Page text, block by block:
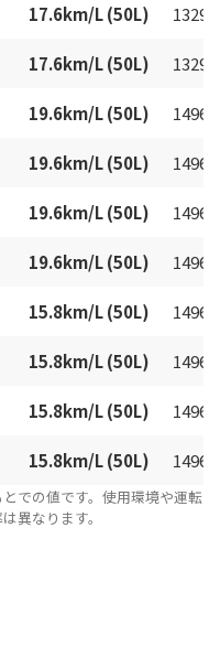
17.6km/L (50L)
17.6km/L (50L)
19.6km/L (50L)
19.6km/L (50L)
19.6km/L (50L)
19.6km/L (50L)
15.8km/L (50L)
15.8km/L (50L)
15.8km/L (50L)
15.8km/L (50L)
での値です。使用環境や運転
異なります。